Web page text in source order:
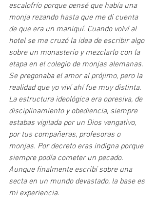
escalofrío porque pensé que había una
monja rezando hasta que me di cuenta
de que era un maniquí. Cuando volví al
hotel se me cruzó la idea de escribir algo
sobre un monasterio y mezclarlo con la
etapa en el colegio de monjas alemanas.
Se pregonaba el amor al prójimo, pero la
realidad que yo viví ahí fue muy distinta.
La estructura ideológica era opresiva, de
disciplinamiento y obediencia, siempre
estabas vigilada por un Dios vengativo,
por tus compañeras, profesoras o
monjas. Por decreto eras indigna porque
siempre podía cometer un pecado.
Aunque finalmente escribí sobre una
secta en un mundo devastado, la base es
mi experiencia.